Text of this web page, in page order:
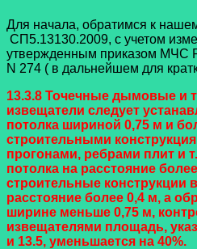
Для начала, обратимся к
СП5.13130.2009, с учетом
утвержденным приказом МЧС
N 274 ( в дальнейшем для
13.3.8 Точечные дымовые и
извещатели следует
потолка шириной 0,75 м и
строительными
прогонами, ребрами плит и
потолка на расстояние
строительные конструкции
расстояние более 0,4 м, а
ширине меньше 0,75 м,
извещателями площадь,
и 13.5, уменьшается на 40%.